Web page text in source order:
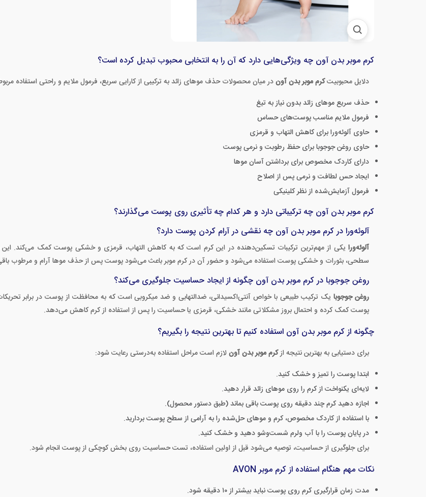
کرم موبر بدن آون چه ویژگی‌هایی دارد که آن را به انتخابی محبوب تبدیل کرده است؟
دلایل محبوبیتکرم موبر بدن آوندر میان محصولات حذف موهای زائد به ترکیبی از کارایی سریع، فرمول ملایم و راحتی استفاده
حذف سریع موهای زائد بدون نیاز به تیغ
فرمول ملایم مناسب پوست‌های حساس
حاوی آلوئه‌ورا برای کاهش التهاب و قرمزی
حاوی روغن جوجوبا برای حفظ رطوبت و نرمی پوست
دارای کاردک مخصوص برای برداشتن آسان موها
ایجاد حس لطافت و نرمی پس از اصلاح
فرمول آزمایش‌شده از نظر کلینیکی
کرم موبر بدن آون چه ترکیباتی دارد و هر کدام چه تأثیری روی پوست می‌گذارند؟
آلوئه‌ورا در کرم موبر بدن آون چه نقشی در آرام کردن پوست دارد؟
آلوئه‌ورا یکی از مهم‌ترین ترکیبات تسکین‌دهنده در این کرم است که به کاهش التهاب، قرمزی و خشکی پوست کمک می‌کند.
سطحی، بثورات و خشکی پوست استفاده می‌شود و حضور آن در کرم موبر باعث می‌شود پوست پس از حذف موها آرام و مرطوب
روغن جوجوبا در کرم موبر بدن آون چگونه از ایجاد حساسیت جلوگیری می‌کند؟
روغن جوجوبایک ترکیب طبیعی با خواص آنتی‌اکسیدانی، ضدالتهابی و ضد میکروبی است که به محافظت از پوست در برابر
پوست کمک کرده و احتمال بروز مشکلاتی مانند خشکی، قرمزی یا حساسیت را پس از استفاده از کرم کاهش می‌دهد.
چگونه از کرم موبر بدن آون استفاده کنیم تا بهترین نتیجه را بگیریم؟
برای دستیابی به بهترین نتیجه ازکرم موبر بدن آونلازم است مراحل استفاده به‌درستی رعایت شود:
ابتدا پوست را تمیز و خشک کنید.
لایه‌ای یکنواخت از کرم را روی موهای زائد قرار دهید.
اجازه دهید کرم چند دقیقه روی پوست باقی بماند (طبق دستور محصول).
با استفاده از کاردک مخصوص، کرم و موهای حل‌شده را به آرامی از سطح پوست بردارید.
در پایان پوست را با آب ولرم شست‌وشو دهید و خشک کنید.
برای جلوگیری از حساسیت، توصیه می‌شود قبل از اولین استفاده، تست حساسیت روی بخش کوچکی از پوست انجام شود.
نکات مهم هنگام استفاده از کرم موبر AVON
مدت زمان قرارگیری کرم روی پوست نباید بیشتر از ۱۰ دقیقه شود.